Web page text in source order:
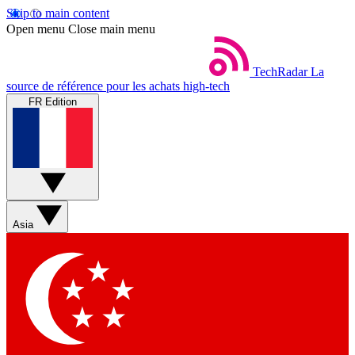
Skip to main content
Open menu Close main menu
TechRadar La
source de référence pour les achats high-tech
FR Edition
Asia